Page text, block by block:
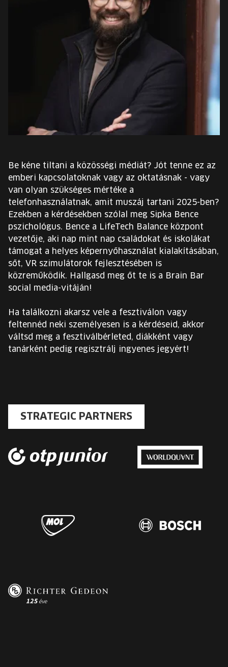
EURÓPA JÖVŐFESZTIVÁLJA
INGYENES DIÁK- ÉS TANÁRREGISZTRÁCIÓ
language:
EN
Be kéne tiltani a közösségi médiát? Jót tenne ez az
emberi kapcsolatoknak vagy az oktatásnak - vagy
van olyan szükséges mértéke a
telefonhasználatnak, amit muszáj tartani 2025-ben?
Ezekben a kérdésekben szólal meg Sipka Bence
pszichológus. Bence a LifeTech Balance központ
vezetője, aki nap mint nap családokat és iskolákat
támogat a helyes képernyőhasználat kialakításában,
sőt, VR szimulátorok fejlesztésében is
közreműködik. Hallgasd meg őt te is a Brain Bar
social media-vitáján!
Ha találkozni akarsz vele a fesztiválon vagy
feltennéd neki személyesen is a kérdéseid, akkor
váltsd meg a fesztiválbérleted, diákként vagy
tanárként pedig regisztrálj ingyenes jegyért!
STRATEGIC PARTNERS